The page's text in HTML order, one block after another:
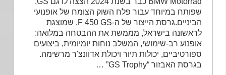
שפותח במיוחד עבור פלח השוק הצומח של אופנועי
הביניים.גרסת הייצור של ה-F 450 GS, שמוצגת
לראשונה בישראל, מממשת את ההבטחה במלואה:
אופנוע רב-שימושי, המשלב נוחות יומיומית, ביצועים
ספורטיביים, יכולות תיור ויכולת אדוונצ'ר מרשימה.
בגרסת האבזור “GS Trophy” …